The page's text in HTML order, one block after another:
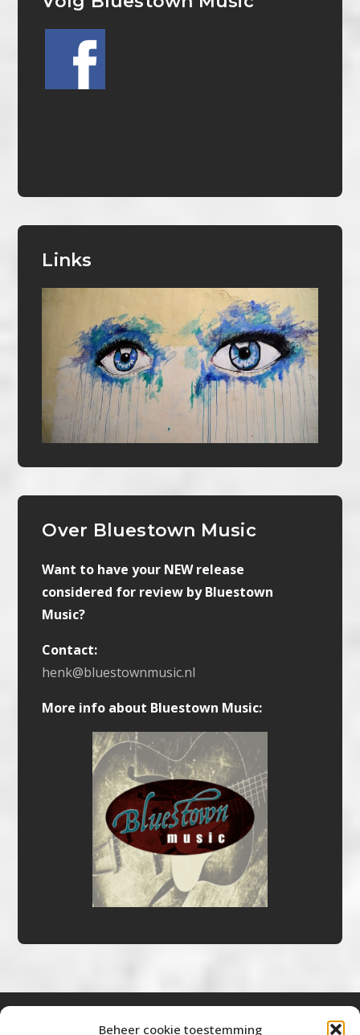
Beheer cookie toestemming
Links
Over Bluestown Music
Want to have your NEW release
considered for review by Bluestown
Music?
Contact:
henk@bluestownmusic.nl
More info about Bluestown Music: